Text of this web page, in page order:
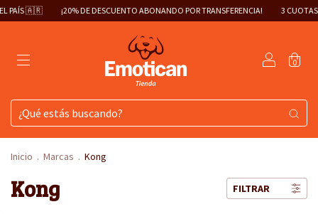
¡20% DE DESCUENTO ABONANDO POR TRANSFERENCIA! 3 CUOTAS SIN
0
Inicio . Marcas . Kong
Kong FILTRAR